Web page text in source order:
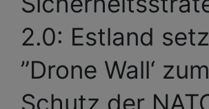
2.0: Estland
”Drone Wall‘ zum
Schutz der